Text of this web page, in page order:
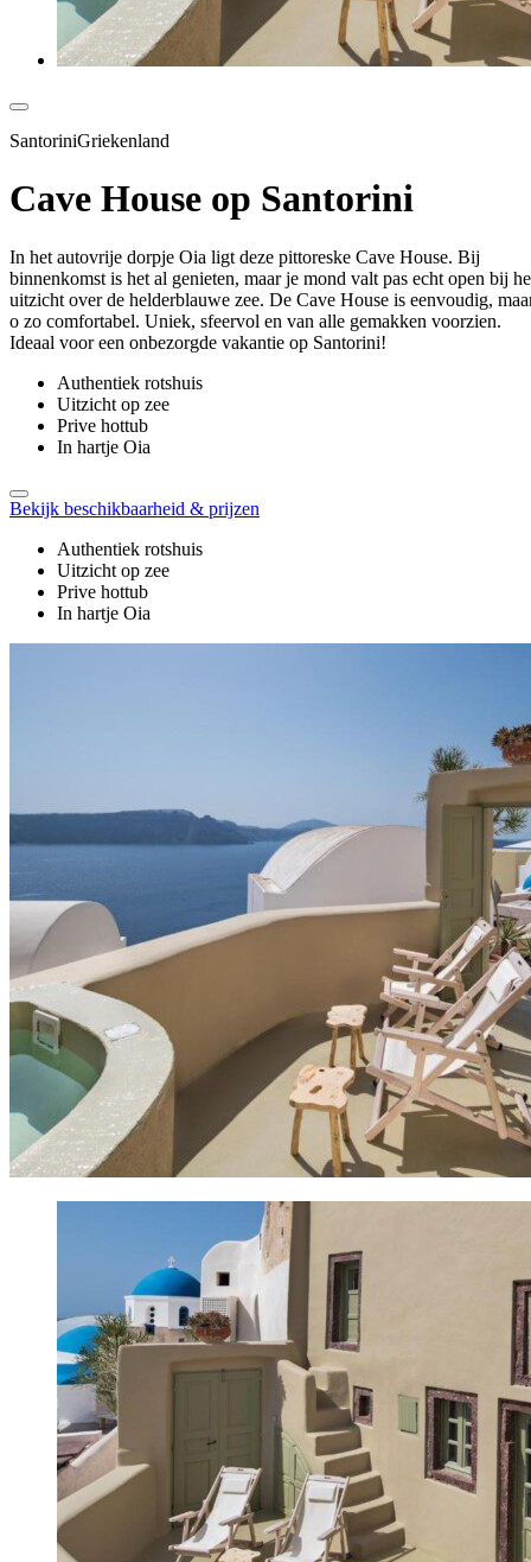
SantoriniGriekenland
Cave House op Santorini
In het autovrije dorpje Oia ligt deze pittoreske Cave House. Bij
binnenkomst is het al genieten, maar je mond valt pas echt open bij
uitzicht over de helderblauwe zee. De Cave House is eenvoudig,
o zo comfortabel. Uniek, sfeervol en van alle gemakken voorzien.
Ideaal voor een onbezorgde vakantie op Santorini!
Authentiek rotshuis
Uitzicht op zee
Prive hottub
In hartje Oia
Bekijk beschikbaarheid & prijzen
Authentiek rotshuis
Uitzicht op zee
Prive hottub
In hartje Oia